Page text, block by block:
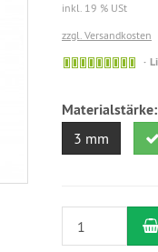
inkl. 19 % USt
zzgl. Versandkosten
Materialstärke:
3 mm